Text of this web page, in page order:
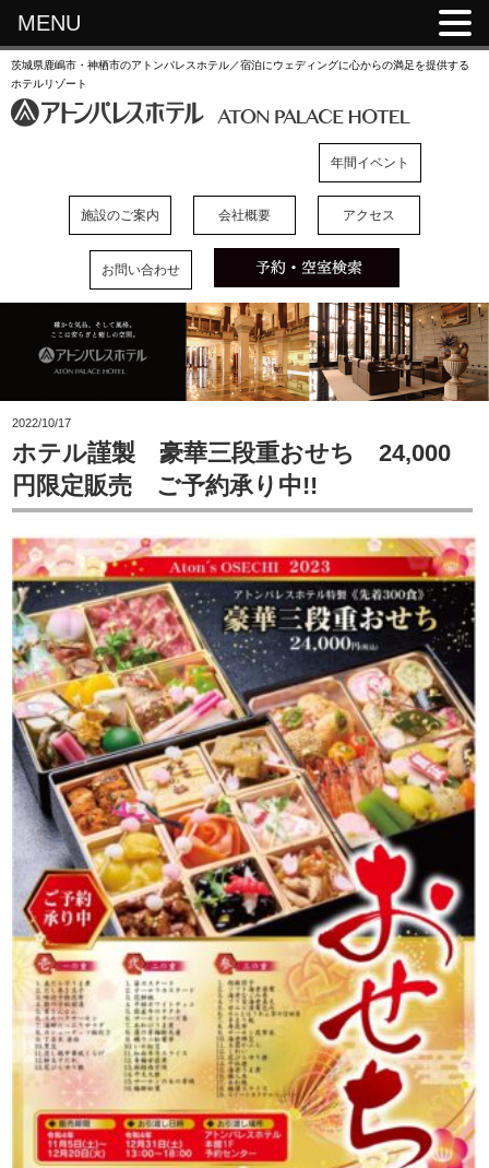
茨城県鹿嶋市・神栖市のアトンパレスホテル／宿泊にウェディングに心からの満足を提供する
ホテルリゾート
年間イベント
施設のご案内 会社概要 アクセス
お問い合わせ
2022/10/17
ホテル謹製 豪華三段重おせち 24,000
円限定販売 ご予約承り中!!
MENU